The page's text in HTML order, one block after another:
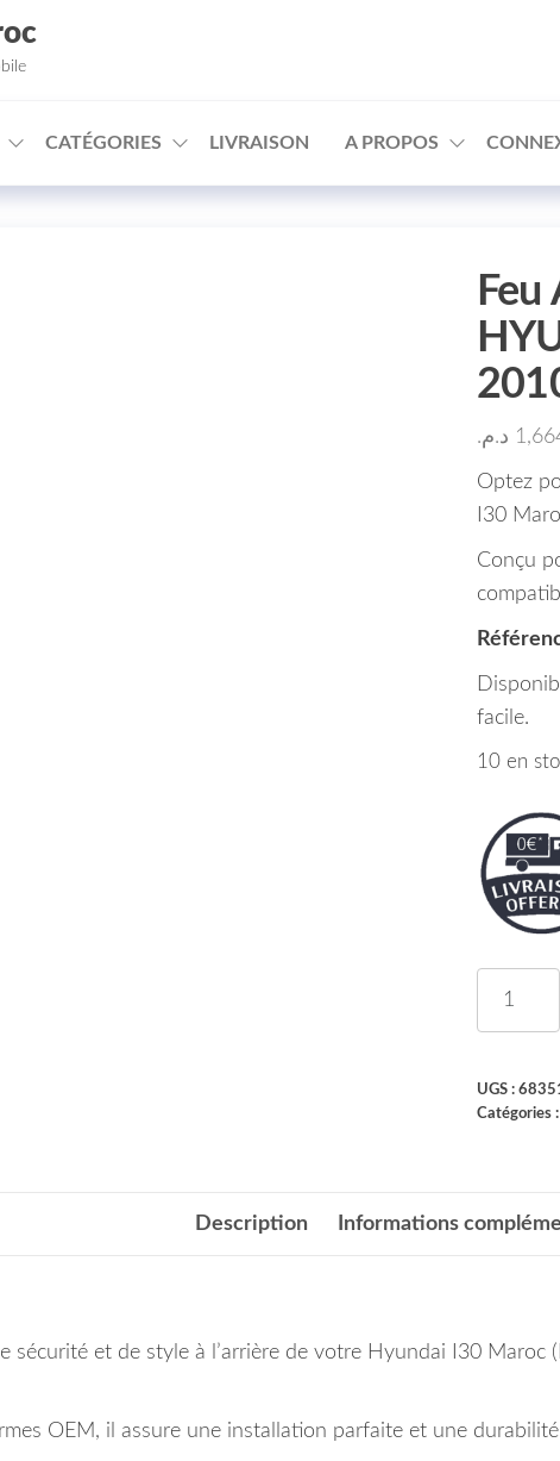
CATÉGORIES LIVRAISON A PROPOS
د.م.
Optez
I30
Conçu
facile.
10 en
UGS :
Catégories :
Description Informations
sécurité et de style à l’arrière de votre Hyundai I30 Maroc
OEM, il assure une installation parfaite et une durabilité